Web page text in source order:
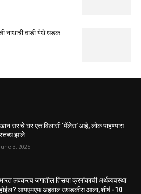
नाथाची वाडी येथे धडक
खान सर चे घर एक विलासी ‘पॅलेस’ आहे, लोक पाहण्यास
स्तब्ध झाले
June 3, 2025
भारत लवकरच जगातील तिसर्‍या क्रमांकाची अर्थव्यवस्था
होईल? आयएमएफ अहवाल उघडकीस आला, शीर्ष -10